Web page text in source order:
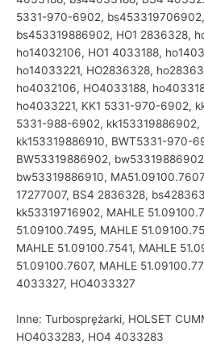
5331-970-6902,
bs453319886902, HO1 2836328,
ho14032106, HO1 4033188,
ho14033221, HO2836328,
ho4032106, HO4033188,
ho4033221, KK1 5331-970-6902,
5331-988-6902, kk153319886902,
kk153319886910, BWT5331-970-
BW53319886902,
bw53319886910,
17277007, BS4 2836328,
kk53319716902, MAHLE
51.09100.7495, MAHLE
MAHLE 51.09100.7541, MAHLE
51.09100.7607, MAHLE
4033327, HO4033327
Inne: Turbosprężarki, HOLSET
HO4033283, HO4 4033283